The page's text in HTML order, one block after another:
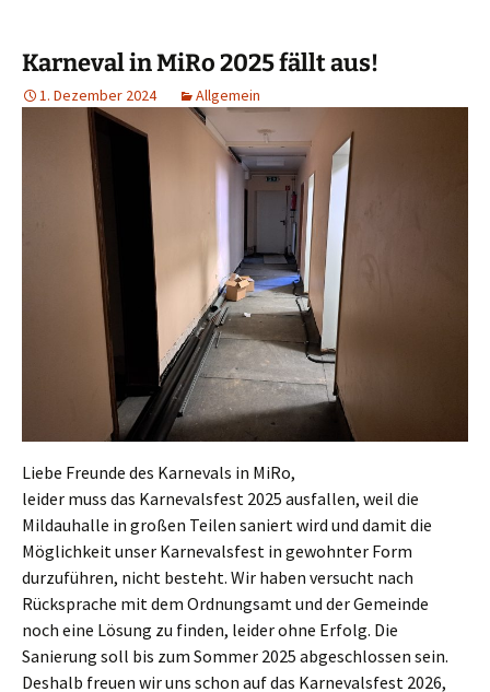
Karneval in MiRo 2025 fällt aus!
1. Dezember 2024 Allgemein
Liebe Freunde des Karnevals in MiRo,
leider muss das Karnevalsfest 2025 ausfallen, weil die
Mildauhalle in großen Teilen saniert wird und damit die
Möglichkeit unser Karnevalsfest in gewohnter Form
durzuführen, nicht besteht. Wir haben versucht nach
Rücksprache mit dem Ordnungsamt und der Gemeinde
noch eine Lösung zu finden, leider ohne Erfolg. Die
Sanierung soll bis zum Sommer 2025 abgeschlossen sein.
Deshalb freuen wir uns schon auf das Karnevalsfest 2026,